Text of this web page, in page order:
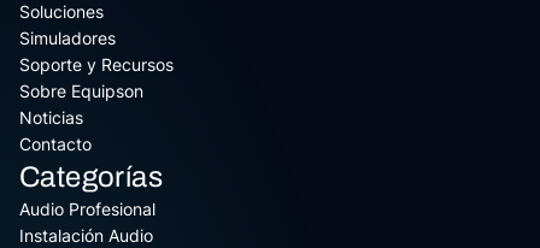
Soluciones
Simuladores
Soporte y Recursos
Sobre Equipson
Noticias
Contacto
Categorías
Audio Profesional
Instalación Audio